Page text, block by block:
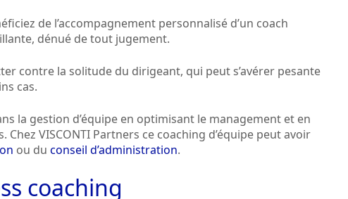
de l’accompagnement personnalisé d’un coach
dénué de tout jugement.
contre la solitude du dirigeant, qui peut s’avérer pesante
cas.
la gestion d’équipe en optimisant le management et en
VISCONTI Partners ce coaching d’équipe peut avoir
ou du conseil d’administration.
coaching